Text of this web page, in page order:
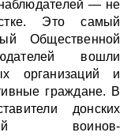
— не
Это самый
Общественной
вошли
организаций и
граждане. В
донских
воинов-